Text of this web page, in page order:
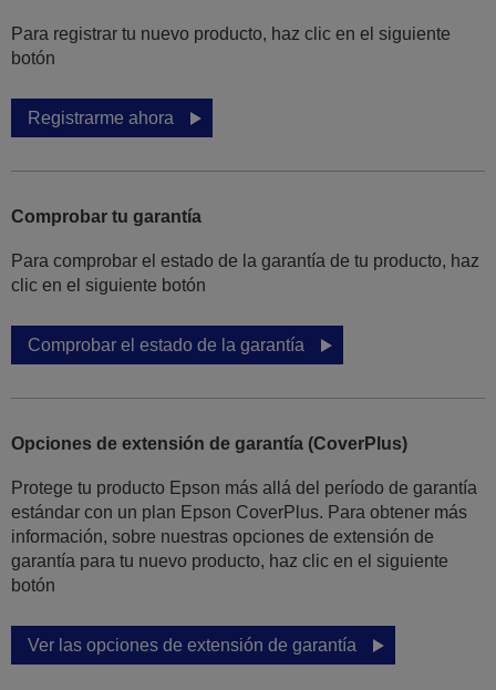
Para registrar tu nuevo producto, haz clic en el siguiente
botón
Registrarme ahora
Comprobar tu garantía
Para comprobar el estado de la garantía de tu producto, haz
clic en el siguiente botón
Comprobar el estado de la garantía
Opciones de extensión de garantía (CoverPlus)
Protege tu producto Epson más allá del período de garantía
estándar con un plan Epson CoverPlus. Para obtener más
información, sobre nuestras opciones de extensión de
garantía para tu nuevo producto, haz clic en el siguiente
botón
Ver las opciones de extensión de garantía